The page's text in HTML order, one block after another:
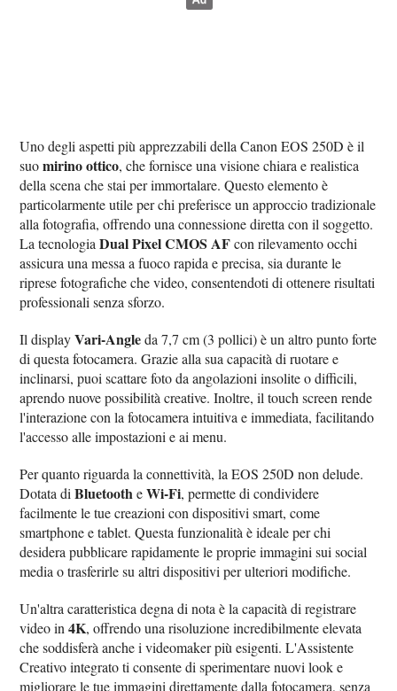
Uno degli aspetti più apprezzabili della Canon EOS 250D è il
suomirino ottico, che fornisce una visione chiara e realistica
della scena che stai per immortalare. Questo elemento è
particolarmente utile per chi preferisce un approccio tradizionale
alla fotografia, offrendo una connessione diretta con il soggetto.
La tecnologiaDual Pixel CMOS AFcon rilevamento occhi
assicura una messa a fuoco rapida e precisa, sia durante le
riprese fotografiche che video, consentendoti di ottenere risultati
professionali senza sforzo.
Il displayVari-Angleda 7,7 cm (3 pollici) è un altro punto forte
di questa fotocamera. Grazie alla sua capacità di ruotare e
inclinarsi, puoi scattare foto da angolazioni insolite o difficili,
aprendo nuove possibilità creative. Inoltre, il touch screen rende
l'interazione con la fotocamera intuitiva e immediata, facilitando
l'accesso alle impostazioni e ai menu.
Per quanto riguarda la connettività, la EOS 250D non delude.
Dotata diBluetootheWi-Fi, permette di condividere
facilmente le tue creazioni con dispositivi smart, come
smartphone e tablet. Questa funzionalità è ideale per chi
desidera pubblicare rapidamente le proprie immagini sui social
media o trasferirle su altri dispositivi per ulteriori modifiche.
Un'altra caratteristica degna di nota è la capacità di registrare
video in4K, offrendo una risoluzione incredibilmente elevata
che soddisferà anche i videomaker più esigenti. L'Assistente
Creativo integrato ti consente di sperimentare nuovi look e
migliorare le tue immagini direttamente dalla fotocamera, senza